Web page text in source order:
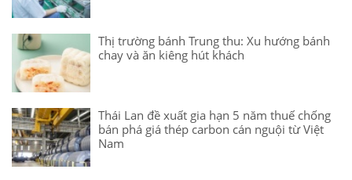
Thị trường bánh Trung thu: Xu hướng bánh
chay và ăn kiêng hút khách
Thái Lan đề xuất gia hạn 5 năm thuế chống
bán phá giá thép carbon cán nguội từ Việt
Nam